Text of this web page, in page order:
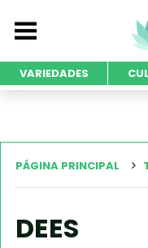
VARIEDADES
PÁGINA PRINCIPAL
DEES